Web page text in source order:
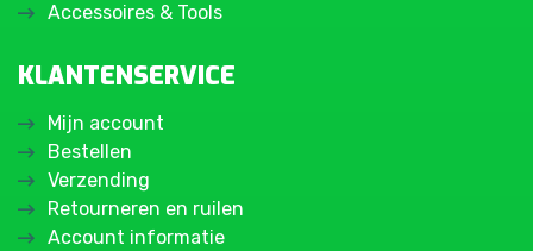
Accessoires & Tools
KLANTENSERVICE
Mijn account
Bestellen
Verzending
Retourneren en ruilen
Account informatie